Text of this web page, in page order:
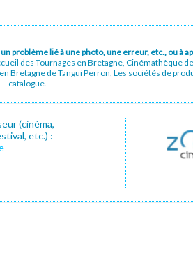
problème lié à une photo, une erreur, etc., ou à
des Tournages en Bretagne, Cinémathèque
de Tangui Perron, Les sociétés de
catalogue.
(cinéma,
etc.) :